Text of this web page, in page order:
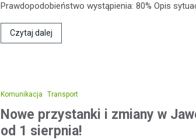
Prawdopodobieństwo wystąpienia: 80% Opis
Czytaj dalej
Komunikacja Transport
Nowe przystanki i zmiany w
od 1 sierpnia!